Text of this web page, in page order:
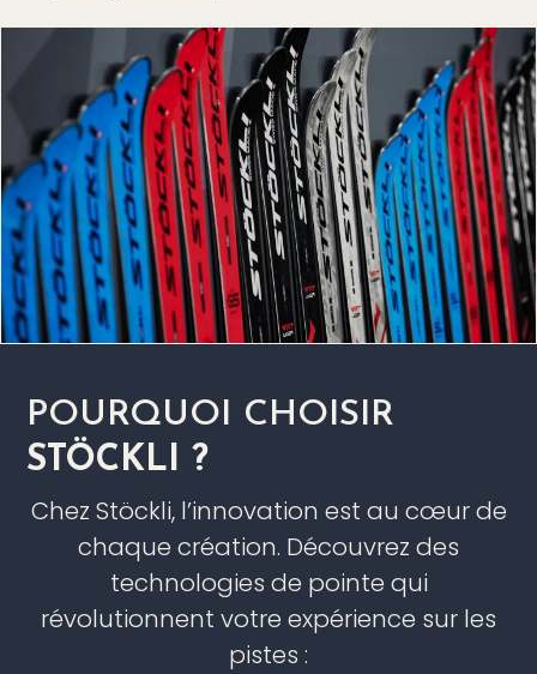
POURQUOI CHOISIR
STÖCKLI ?
Chez Stöckli, l’innovation est au cœur de
chaque création. Découvrez des
technologies de pointe qui
révolutionnent votre expérience sur les
pistes :